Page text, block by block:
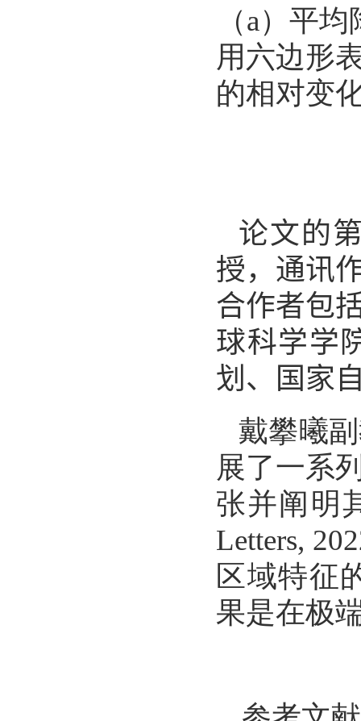
（a）平均
用六边形
的相对变
论文的
授，通讯
合作者包
球科学学
划、
国家
戴攀曦
展了一系
张并阐明
Letters,
区域特征
果是在极